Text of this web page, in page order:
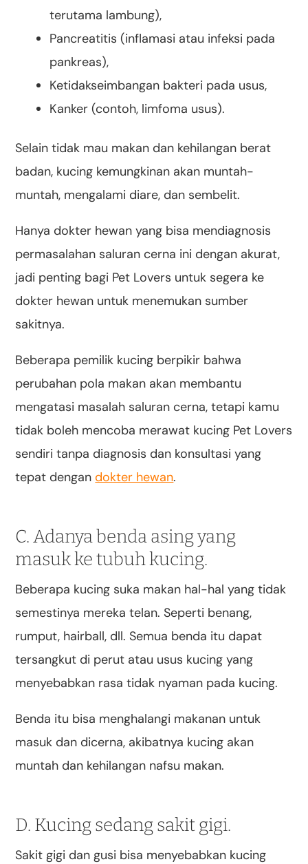
terutama lambung),
Pancreatitis (inflamasi atau infeksi pada
pankreas),
Ketidakseimbangan bakteri pada usus,
Kanker (contoh, limfoma usus).
Selain tidak mau makan dan kehilangan berat
badan, kucing kemungkinan akan muntah-
muntah, mengalami diare, dan sembelit.
Hanya dokter hewan yang bisa mendiagnosis
permasalahan saluran cerna ini dengan akurat,
jadi penting bagi Pet Lovers untuk segera ke
dokter hewan untuk menemukan sumber
sakitnya.
Beberapa pemilik kucing berpikir bahwa
perubahan pola makan akan membantu
mengatasi masalah saluran cerna, tetapi kamu
tidak boleh mencoba merawat kucing Pet Lovers
sendiri tanpa diagnosis dan konsultasi yang
tepat dengandokter hewan.
C. Adanya benda asing yang
masuk ke tubuh kucing.
Beberapa kucing suka makan hal-hal yang tidak
semestinya mereka telan. Seperti benang,
rumput, hairball, dll. Semua benda itu dapat
tersangkut di perut atau usus kucing yang
menyebabkan rasa tidak nyaman pada kucing.
Benda itu bisa menghalangi makanan untuk
masuk dan dicerna, akibatnya kucing akan
muntah dan kehilangan nafsu makan.
D. Kucing sedang sakit gigi.
Sakit gigi dan gusi bisa menyebabkan kucing